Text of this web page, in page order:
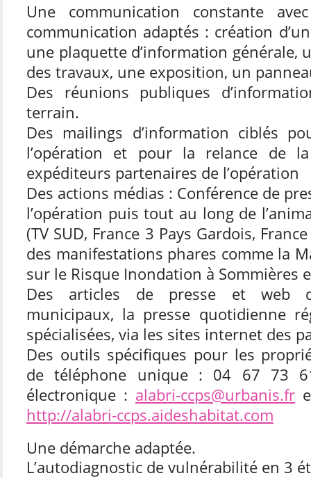
Une communication constante
communication adaptés : création
une plaquette d’information générale,
des travaux, une exposition, un
Des réunions publiques
terrain.
Des mailings d’information ciblés
l’opération et pour la relance de
expéditeurs partenaires de l’opération
Des actions médias : Conférence de
l’opération puis tout au long de
(TV SUD, France 3 Pays Gardois,
des manifestations phares comme la
sur le Risque Inondation à Sommières
Des articles de presse et web
municipaux, la presse quotidienne
spécialisées, via les sites internet des
Des outils spécifiques pour les
de téléphone unique : 04 67 73
électronique : alabri-ccps@urbanis.fr
http://alabri-ccps.aideshabitat.com
Une démarche adaptée.
L’autodiagnostic de vulnérabilité en 3